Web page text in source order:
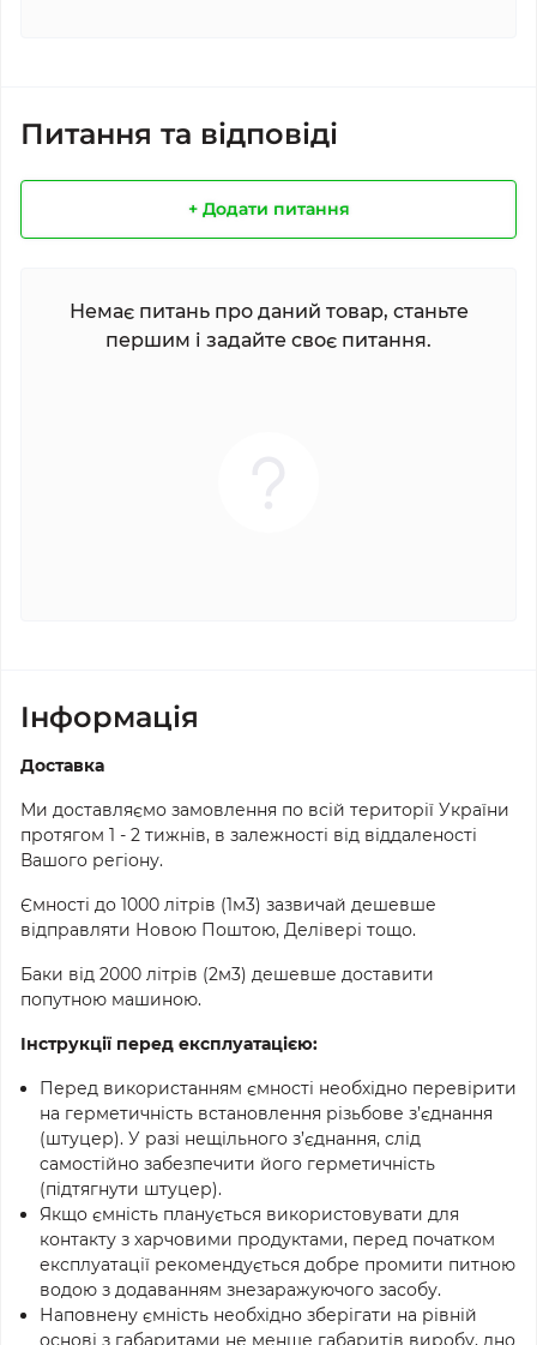
Питання та відповіді
+ Додати питання
Немає питань про даний товар, станьте
першим і задайте своє питання.
Iнформація
Доставка
Ми доставляємо замовлення по всій території України
протягом 1 - 2 тижнів, в залежності від віддаленості
Вашого регіону.
Ємності до 1000 літрів (1м3) зазвичай дешевше
відправляти Новою Поштою, Делівері тощо.
Баки від 2000 літрів (2м3) дешевше доставити
попутною машиною.
Інструкції перед експлуатацією:
Перед використанням ємності необхідно перевірити
на герметичність встановлення різьбове з’єднання
(штуцер). У разі нещільного з’єднання, слід
cамостійно забезпечити його герметичність
(підтягнути штуцер).
Якщо ємність планується використовувати для
контакту з харчовими продуктами, перед початком
експлуатації рекомендується добре промити питною
водою з додаванням знезаражуючого засобу.
Наповнену ємність необхідно зберігати на рівній
основі з габаритами не менше габаритів виробу, дно